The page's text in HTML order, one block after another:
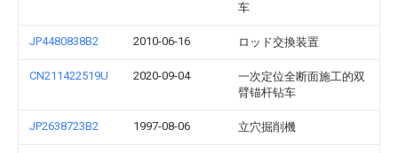
车
JP4480838B2 2010-06-16 ロッド交換装置
CN211422519U 2020-09-04
一次定位全断面施工的双
臂锚杆钻车
JP2638723B2 1997-08-06 立穴掘削機